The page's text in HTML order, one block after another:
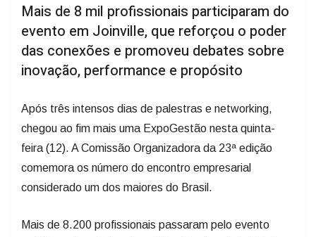
Mais de 8 mil profissionais participaram do
evento em Joinville, que reforçou o poder
das conexões e promoveu debates sobre
inovação, performance e propósito
Após três intensos dias de palestras e networking,
chegou ao fim mais uma ExpoGestão nesta quinta-
feira (12). A Comissão Organizadora da 23ª edição
comemora os número do encontro empresarial
considerado um dos maiores do Brasil.
Mais de 8.200 profissionais passaram pelo evento